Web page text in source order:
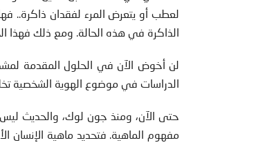
لعطب أو يتعرض المرء لفقدان ذاكرة..
الذاكرة في هذه الحالة. ومع ذلك فهذا
لن أخوض الآن في الحلول المقدمة
الدراسات في موضوع الهوية الشخصية
حتى الآن، ومنذ جون لوك، والحديث ليس
مفهوم الماهية. فتحديد ماهية الإنسان